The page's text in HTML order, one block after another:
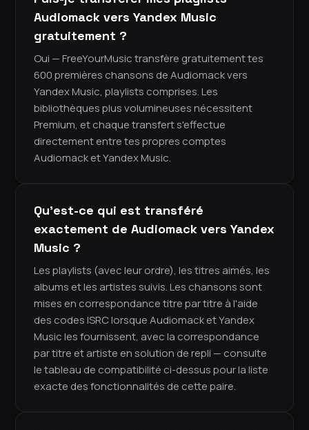
Audiomack vers Yandex Music
gratuitement ?
Oui — FreeYourMusic transfère gratuitement tes
600 premières chansons de Audiomack vers
Yandex Music, playlists comprises. Les
bibliothèques plus volumineuses nécessitent
Premium, et chaque transfert s'effectue
directement entre tes propres comptes
Audiomack et Yandex Music.
Qu'est-ce qui est transféré
exactement de Audiomack vers Yandex
Music ?
Les playlists (avec leur ordre), les titres aimés, les
albums et les artistes suivis. Les chansons sont
mises en correspondance titre par titre à l'aide
des codes ISRC lorsque Audiomack et Yandex
Music les fournissent, avec la correspondance
par titre et artiste en solution de repli — consulte
le tableau de compatibilité ci-dessus pour la liste
exacte des fonctionnalités de cette paire.